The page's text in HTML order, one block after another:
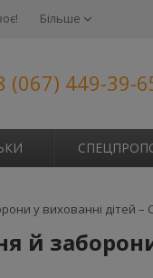
Більше
(067) 449-39-
у вихованні дітей –
й